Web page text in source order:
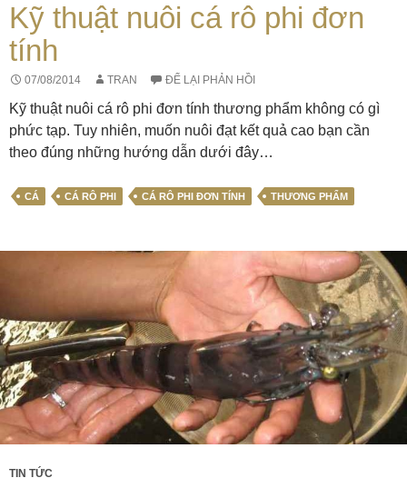
Kỹ thuật nuôi cá rô phi đơn
tính
07/08/2014 TRAN ĐỂ LẠI PHẢN HỒI
Kỹ thuật nuôi cá rô phi đơn tính thương phẩm không có gì
phức tạp. Tuy nhiên, muốn nuôi đạt kết quả cao bạn cần
theo đúng những hướng dẫn dưới đây…
CÁ CÁ RÔ PHI CÁ RÔ PHI ĐƠN TÍNH THƯƠNG PHẨM
TIN TỨC